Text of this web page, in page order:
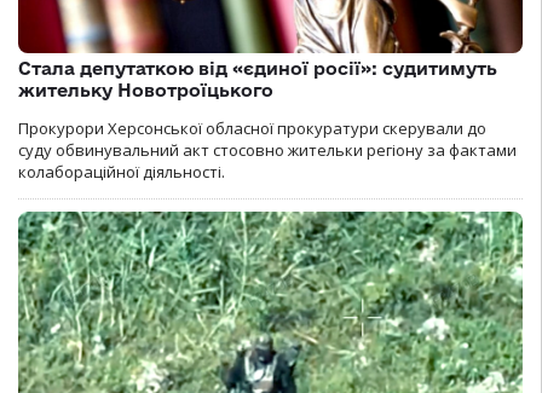
Стала депутаткою від «єдиної росії»: судитимуть
жительку Новотроїцького
Прокурори Херсонської обласної прокуратури скерували до
суду обвинувальний акт стосовно жительки регіону за фактами
колабораційної діяльності.